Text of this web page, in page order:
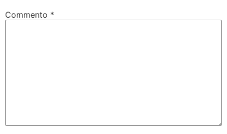
Commento *